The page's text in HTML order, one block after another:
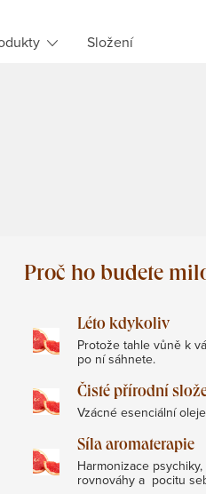
Složení
Proč ho budete
Léto kdykoliv
Protože tahle vůně k
po ní sáhnete.
Čisté přírodní
Vzácné esenciální
Síla aromaterapie
Harmonizace
rovnováhy a pocitu